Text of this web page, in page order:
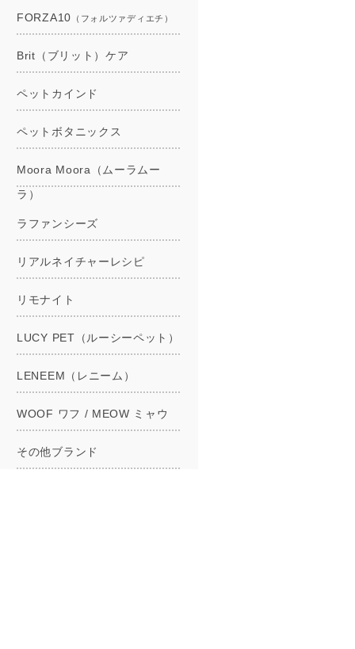
FORZA10 （フォルツァディエチ）
Brit（ブリット）ケア
ペットカインド
ペットボタニックス
Moora Moora（ムーラムー
ラ）
ラファンシーズ
リアルネイチャーレシピ
リモナイト
LUCY PET（ルーシーペット）
LENEEM（レニーム）
WOOF ワフ / MEOW ミャウ
その他ブランド